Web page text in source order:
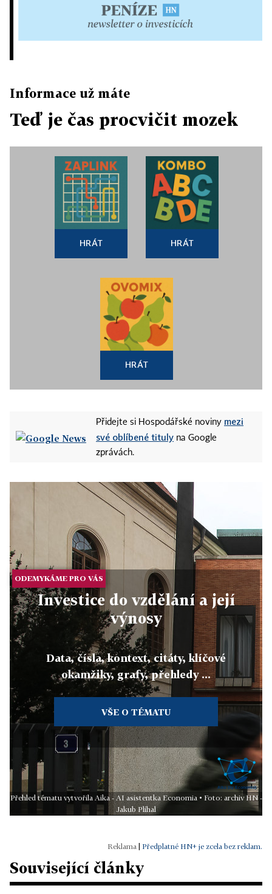
Informace už máte
Teď je čas procvičit mozek
HRÁT HRÁT
HRÁT
Přidejte si Hospodářské noviny mezi
své oblíbené tituly na Google
zprávách.
ODEMYKÁME PRO VÁS
Investice do vzdělání a její
výnosy
Data, čísla, kontext, citáty, klíčové
okamžiky, grafy, přehledy ...
VŠE O TÉMATU
Přehled tématu vytvořila Aika - AI asistentka Economia • Foto: archiv HN -
Jakub Plíhal
| Předplatné HN+ je zcela bez reklam.
Související články